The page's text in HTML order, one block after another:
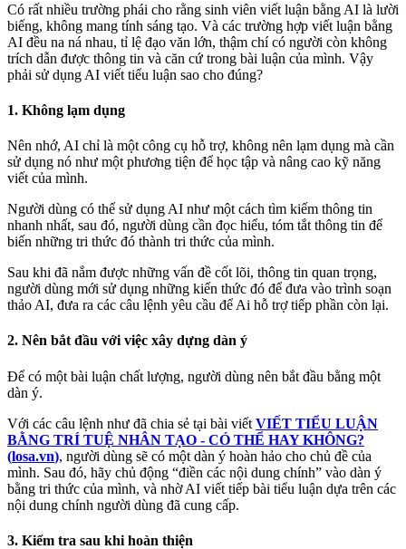
Có rất nhiều trường phái cho rằng sinh viên viết luận bằng AI là lười
biếng, không mang tính sáng tạo. Và các trường hợp viết luận bằng
AI đều na ná nhau, tỉ lệ đạo văn lớn, thậm chí có người còn không
trích dẫn được thông tin và căn cứ trong bài luận của mình. Vậy
phải sử dụng AI viết tiểu luận sao cho đúng?
1. Không lạm dụng
Nên nhớ, AI chỉ là một công cụ hỗ trợ, không nên lạm dụng mà cần
sử dụng nó như một phương tiện để học tập và nâng cao kỹ năng
viết của mình.
Người dùng có thể sử dụng AI như một cách tìm kiếm thông tin
nhanh nhất, sau đó, người dùng cần đọc hiểu, tóm tắt thông tin để
biến những tri thức đó thành tri thức của mình.
Sau khi đã nắm được những vấn đề cốt lõi, thông tin quan trọng,
người dùng mới sử dụng những kiến thức đó để đưa vào trình soạn
thảo AI, đưa ra các câu lệnh yêu cầu để Ai hỗ trợ tiếp phần còn lại.
2. Nên bắt đầu với việc xây dựng dàn ý
Để có một bài luận chất lượng, người dùng nên bắt đầu bằng một
dàn ý.
Với các câu lệnh như đã chia sẻ tại bài viết VIẾT TIỂU LUẬN
BẰNG TRÍ TUỆ NHÂN TẠO - CÓ THỂ HAY KHÔNG?
(losa.vn), người dùng sẽ có một dàn ý hoàn hảo cho chủ đề của
mình. Sau đó, hãy chủ động “điền các nội dung chính” vào dàn ý
bằng tri thức của mình, và nhờ AI viết tiếp bài tiểu luận dựa trên các
nội dung chính người dùng đã cung cấp.
3. Kiểm tra sau khi hoàn thiện